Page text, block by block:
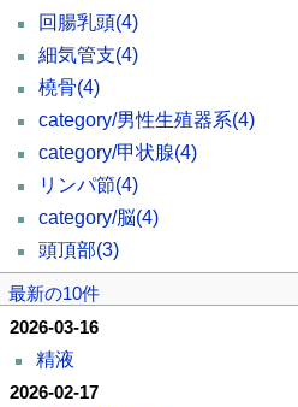
回腸乳頭(4)
細気管支(4)
橈骨(4)
category/男性生殖器系(4)
category/甲状腺(4)
リンパ節(4)
category/脳(4)
頭頂部(3)
最新の10件
2026-03-16
精液
2026-02-17